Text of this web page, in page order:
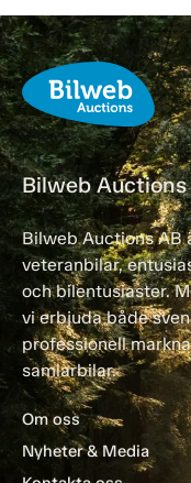
Bilweb
Bilweb Auctions AB
veteranbilar,
och bilentusiaster.
vi erbjuda både
professionell
samlarbilar.
Om oss
Nyheter & Media